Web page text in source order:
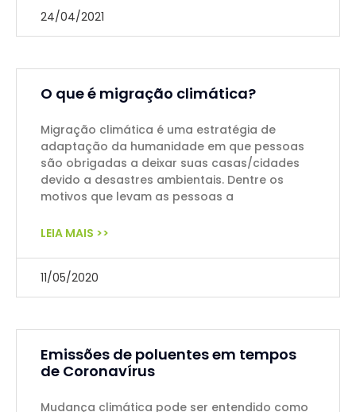
24/04/2021
O que é migração climática?
Migração climática é uma estratégia de
adaptação da humanidade em que pessoas
são obrigadas a deixar suas casas/cidades
devido a desastres ambientais. Dentre os
motivos que levam as pessoas a
LEIA MAIS >>
11/05/2020
Emissões de poluentes em tempos
de Coronavírus
Mudança climática pode ser entendido como